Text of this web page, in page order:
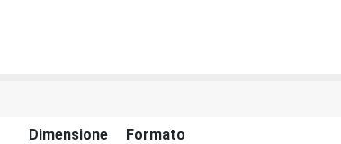
Dimensione Formato